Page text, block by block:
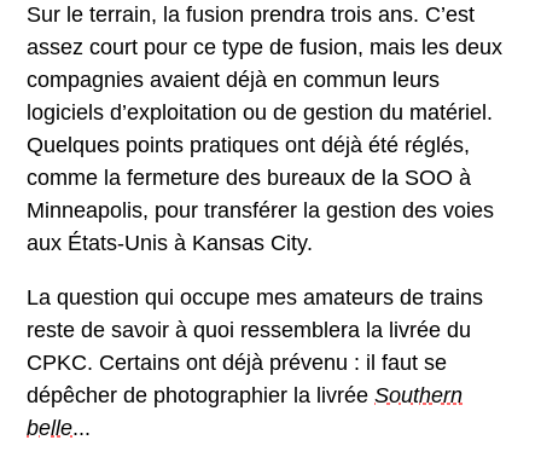
Sur le terrain, la fusion prendra trois ans. C’est
assez court pour ce type de fusion, mais les deux
compagnies avaient déjà en commun leurs
logiciels d’exploitation ou de gestion du matériel.
Quelques points pratiques ont déjà été réglés,
comme la fermeture des bureaux de la SOO à
Minneapolis, pour transférer la gestion des voies
aux États-Unis à Kansas City.
La question qui occupe mes amateurs de trains
reste de savoir à quoi ressemblera la livrée du
CPKC. Certains ont déjà prévenu : il faut se
dépêcher de photographier la livrée Southern
belle...